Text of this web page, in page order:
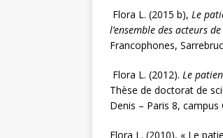
Flora L. (2015 b), Le
l’ensemble des acteurs
Francophones,
Flora L. (2012). Le
Thèse de doctorat de
Denis – Paris 8, campus
Flora L. (2010), « Le